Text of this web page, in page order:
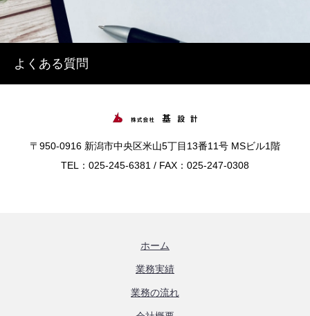
よくある質問
〒950-0916 新潟市中央区米山5丁目13番11号 MSビル1階
TEL：025-245-6381 / FAX：025-247-0308
ホーム
業務実績
業務の流れ